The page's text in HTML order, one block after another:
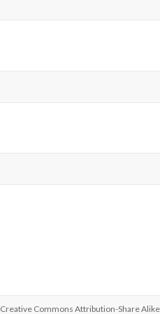
Creative Commons Attribution-Share